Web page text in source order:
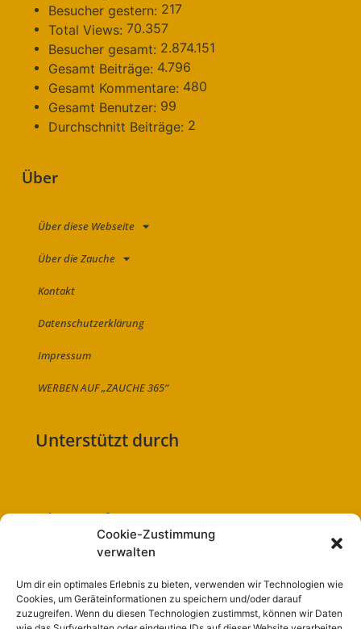
Cookie-Zustimmung
verwalten
Um dir ein optimales Erlebnis zu bieten, verwenden wir Technologien wie
Cookies, um Geräteinformationen zu speichern und/oder darauf
zuzugreifen. Wenn du diesen Technologien zustimmst, können wir Daten
Besucher gestern: 217
Total Views: 70.357
Besucher gesamt: 2.874.151
Gesamt Beiträge: 4.796
Gesamt Kommentare: 480
Gesamt Benutzer: 99
Durchschnitt Beiträge: 2
Über
Über diese Webseite
Über die Zauche
Kontakt
Datenschutzerklärung
Impressum
WERBEN AUF „ZAUCHE 365“
Unterstützt durch
Folge uns auf:
Navigation